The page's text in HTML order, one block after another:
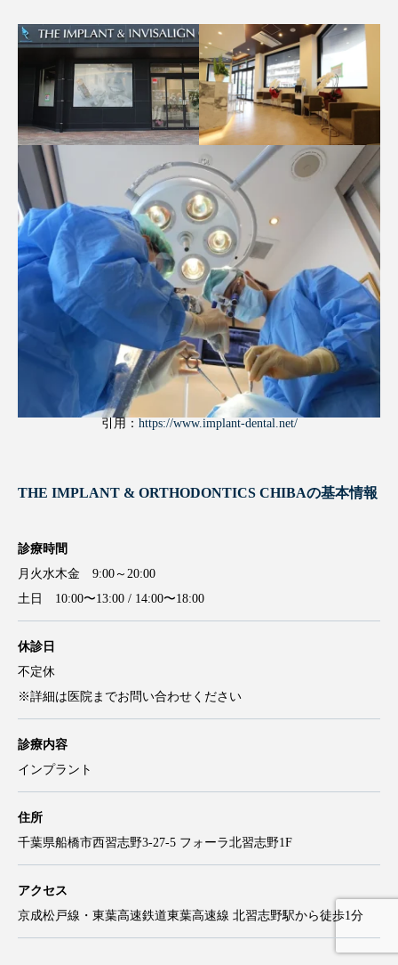
引用： https://www.implant-dental.net/
THE IMPLANT & ORTHODONTICS CHIBAの基本情報
診療時間
月火水木金 9:00～20:00
土日 10:00〜13:00 / 14:00〜18:00
休診日
不定休
※詳細は医院までお問い合わせください
診療内容
インプラント
住所
千葉県船橋市西習志野3-27-5 フォーラ北習志野1F
アクセス
京成松戸線・東葉高速鉄道東葉高速線 北習志野駅から徒歩1分